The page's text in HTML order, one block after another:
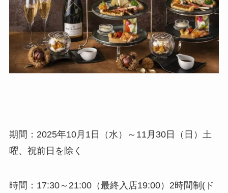
期間：2025年10月1日（水）～11月30日（日）土
曜、祝前日を除く
時間：17:30～21:00（最終入店19:00）2時間制(ド